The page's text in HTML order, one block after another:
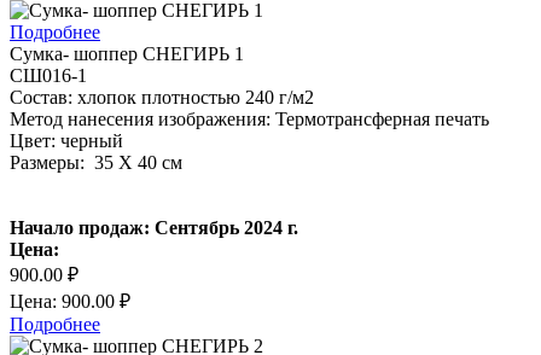
Подробнее
Сумка- шоппер СНЕГИРЬ 1
СШ016-1
Состав: хлопок плотностью 240 г/м2
Метод нанесения изображения: Термотрансферная печать
Цвет: черный
Размеры: 35 Х 40 см
Начало продаж: Сентябрь 2024 г.
Цена:
900.00 ₽
Цена: 900.00 ₽
Подробнее